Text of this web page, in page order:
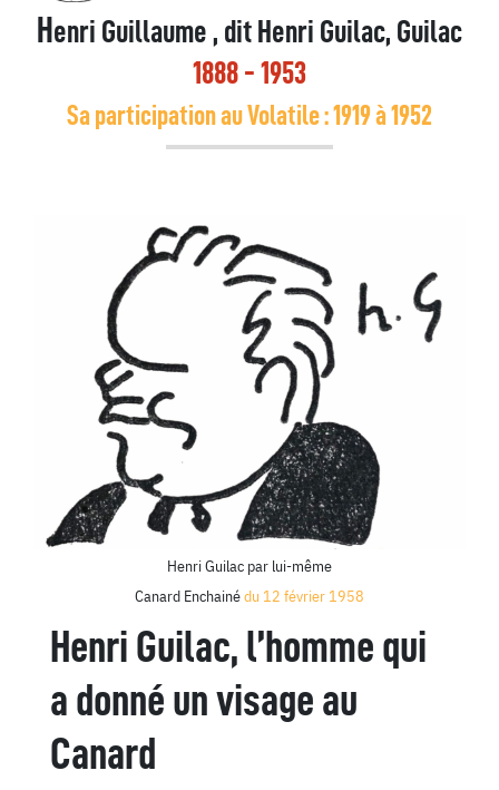
H enri Guillaume , dit Henri Guilac, Guilac
1888 - 1953
Sa participation au Volatile : 1919 à 1952
Henri Guilac par lui-même
Canard Enchainédu 12 février 1958
Henri Guilac, l’homme qui
a donné un visage au
Canard